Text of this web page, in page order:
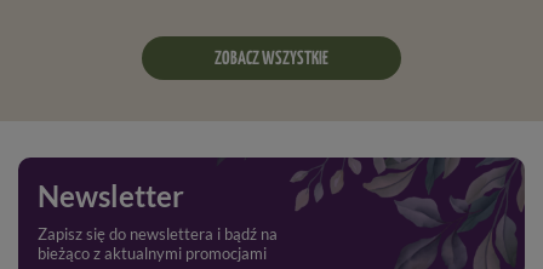
ZOBACZ WSZYSTKIE
Newsletter
Zapisz się do newslettera i bądź na
bieżąco z aktualnymi promocjami